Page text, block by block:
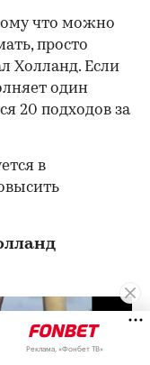
что можно
просто
Холланд. Если
один
20 подходов за
в
Реклама, «Фонбет ТВ»